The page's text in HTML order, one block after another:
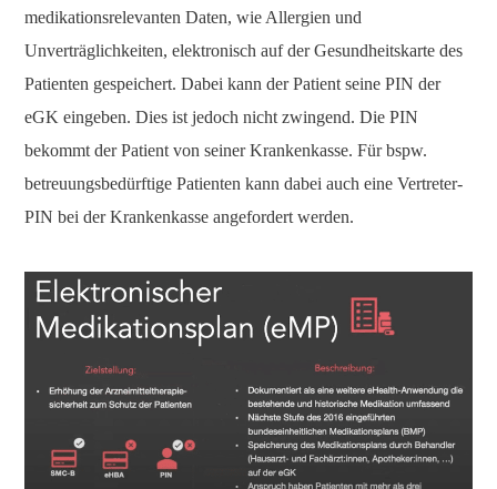
medikationsrelevanten Daten, wie Allergien und
Unverträglichkeiten, elektronisch auf der Gesundheitskarte des
Patienten gespeichert. Dabei kann der Patient seine PIN der
eGK eingeben. Dies ist jedoch nicht zwingend. Die PIN
bekommt der Patient von seiner Krankenkasse. Für bspw.
betreuungsbedürftige Patienten kann dabei auch eine Vertreter-
PIN bei der Krankenkasse angefordert werden.